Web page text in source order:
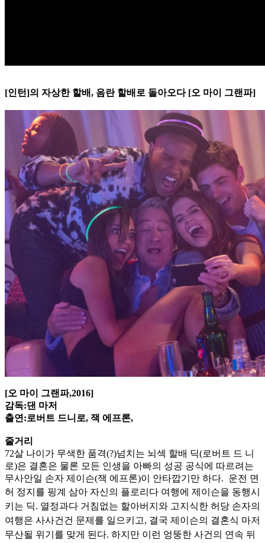
[인턴]의 자상한 할배, 음란 할배로 돌아오다 [오 마이 그랜파]
[오 마이 그랜파,2016]
감독:댄 마저
출연:로버트 드니로, 잭 에프론,
줄거리
72살 나이가 무색한 품격(?)넘치는 뇌섹 할배 딕(로버트 드 니
로)은 결혼은 물론 모든 인생을 아빠의 성공 공식에 따르려는
무사안일 손자 제이슨(잭 에프론)이 안타깝기만 하다. 운전 면
허 정지를 핑계 삼아 자신의 플로리다 여행에 제이슨을 동행시
키는 딕. 열정과다 거침없는 할아버지와 고지식한 허당 손자의
여행은 사사건건 문제를 일으키고, 결국 제이슨의 결혼식 마저
무산될 위기를 맞게 된다. 하지만 이런 엉뚱한 사건의 연속 뒤